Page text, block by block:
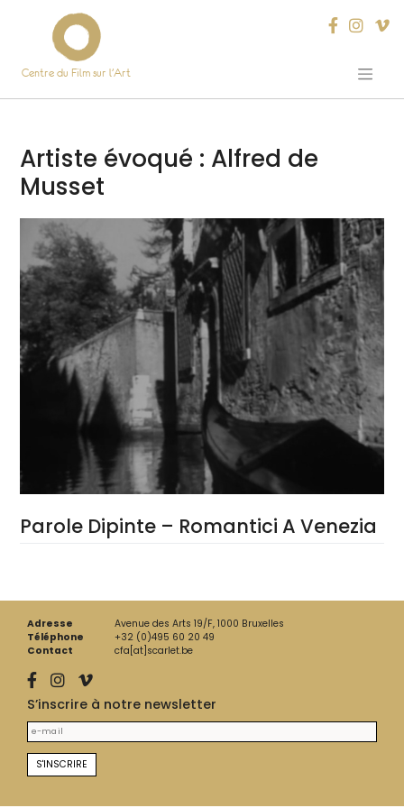
Centre du Film sur l’Art
Artiste évoqué : Alfred de
Musset
Parole Dipinte – Romantici A Venezia
Adresse
Avenue des Arts 19/F, 1000 Bruxelles
Téléphone
+32 (0)495 60 20 49
Contact
cfa[at]scarlet.be
S’inscrire à notre newsletter